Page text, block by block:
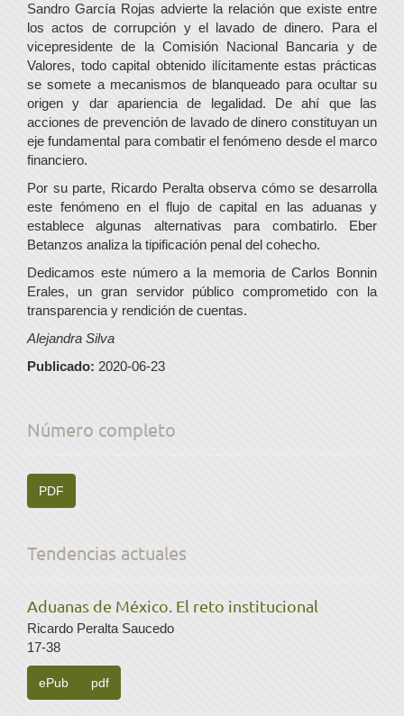
Sandro García Rojas advierte la relación que existe entre
los actos de corrupción y el lavado de dinero. Para el
vicepresidente de la Comisión Nacional Bancaria y de
Valores, todo capital obtenido ilícitamente estas prácticas
se somete a mecanismos de blanqueado para ocultar su
origen y dar apariencia de legalidad. De ahí que las
acciones de prevención de lavado de dinero constituyan un
eje fundamental para combatir el fenómeno desde el marco
financiero.
Por su parte, Ricardo Peralta observa cómo se desarrolla
este fenómeno en el flujo de capital en las aduanas y
establece algunas alternativas para combatirlo. Eber
Betanzos analiza la tipificación penal del cohecho.
Dedicamos este número a la memoria de Carlos Bonnin
Erales, un gran servidor público comprometido con la
transparencia y rendición de cuentas.
Alejandra Silva
Publicado: 2020-06-23
Número completo
PDF
Tendencias actuales
Aduanas de México. El reto institucional
Ricardo Peralta Saucedo
17-38
ePub pdf